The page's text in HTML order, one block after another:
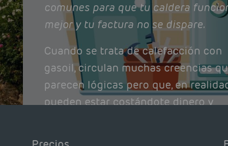
comunes para que tu caldera
mejor y tu factura no se dispare.
Cuando se trata de calefacción con
gasoil, circulan muchas creencias
parecen lógicas pero que, en
pueden estar costándote dinero y